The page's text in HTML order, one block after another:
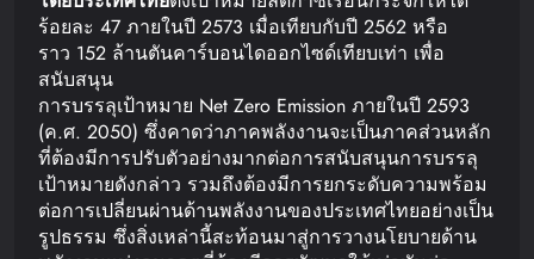
ร้อยละ 47 ภายในปี 2573 เมื่อเทียบกับปี 2562 หรือ
ราว 152 ล้านตันคาร์บอนไดออกไซด์เทียบเท่า เพื่อ
สนับสนุน
การบรรลุเป้าหมาย Net Zero Emission ภายในปี 2593
(ค.ศ. 2050) ซึ่งคาดว่าภาคพลังงานจะเป็นภาคส่วนหลัก
ที่ต้องมีการปรับตัวอย่างมากต่อการสนับสนุนการบรรลุ
เป้าหมายดังกล่าว รวมถึงต้องมีการยกระดับความพร้อม
ต่อการเปลี่ยนผ่านด้านพลังงานของประเทศไทยอย่างเป็น
รูปธรรม ซึ่งสิ่งเหล่านี้สะท้อนมาสู่การวางนโยบายด้าน